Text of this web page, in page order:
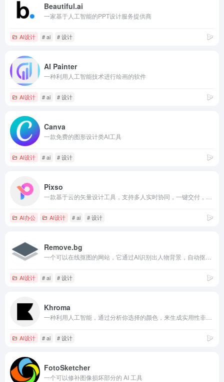
Beautiful.ai
一家基于人工智能的PPT设计服务提供商
AI设计 # ai # 设计
AI Painter
一种利用人工智能技术进行绘画的软件
AI设计 # ai # 设计
Canva
一款免费的图形设计类AI工具
AI设计 # ai # 设计
Pixso
AI办公 AI设计 # ai # 设计
Remove.bg
AI设计 # ai # 设计
Khroma
AI设计 # ai # 设计
FotoSketcher
一个可以修补图像损坏部分的 AI 工具